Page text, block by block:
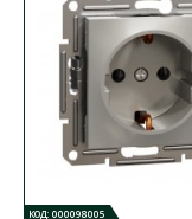
Вимикач
Наявність: В
Механізм
управління
154.14 грн
КОД: 000098005